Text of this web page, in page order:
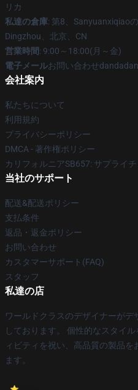
リカ
私達の倉庫: 第8、Sanyuanxiqiao
Dingzhou、北京、CN
営業時間: 9:00～18:00(月～金)
電子メールお問い合わせ
会社案内
私たちについて
利用規約
プライバシーポリシー
DMCA - 著作権ポリシー
カリフォルニアSB657: サプライ
当社のサポート
配送&配送ポリシー
支払条件
返品・返金ポリシー
お問い合わせ
カスタマーサポート(FAQ)
スタッフ
私達の店
ワールドクラスのデザイナーが
しております。 個性的なスタイ
ィビティを祝い、高品質の製品
ます。